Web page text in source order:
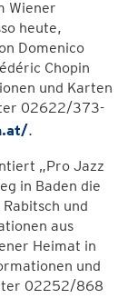
Wiener
heute,
Domenico
Chopin
und Karten
02622/373-
.
„Pro Jazz
in Baden die
und
aus
Heimat in
und
02252/868